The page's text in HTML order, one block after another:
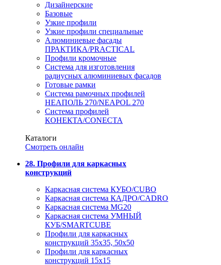
Дизайнерские
Базовые
Узкие профили
Узкие профили специальные
Алюминиевые фасады
ПРАКТИКА/PRACTICAL
Профили кромочные
Система для изготовления
радиусных алюминиевых фасадов
Готовые рамки
Система рамочных профилей
НЕАПОЛЬ 270/NEAPOL 270
Система профилей
КОНЕКТА/CONECTA
Каталоги
Смотреть онлайн
28. Профили для каркасных
конструкций
Каркасная система КУБО/CUBO
Каркасная система КАДРО/CADRO
Каркасная система MG20
Каркасная система УМНЫЙ
КУБ/SMARTCUBE
Профили для каркасных
конструкций 35x35, 50x50
Профили для каркасных
конструкций 15х15